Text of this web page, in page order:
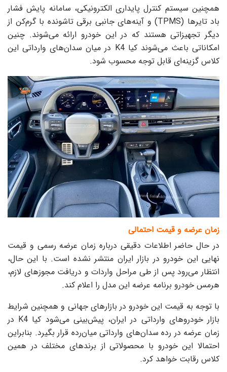
همچنین سیستم کنترل پایداری الکترونیکی، سامانه پایش فشار
باد تایرها (TPMS) و آینه‌های جانبی برقی تاشونده با گرم‌کن از
دیگر تجهیزاتی هستند که در این خودرو ارائه می‌شوند. چنین
امکاناتی باعث می‌شوند کیا K4 در میان سدان‌های وارداتی این
کلاس گزینه‌ای قابل توجه محسوب شود.
زمان عرضه و قیمت احتمالی
در حال حاضر اطلاعات دقیقی درباره زمان عرضه رسمی و قیمت
نهایی این خودرو در بازار ایران منتشر نشده است. با این حال،
انتظار می‌رود پس از طی مراحل واردات و دریافت مجوزهای لازم،
هرمس خودرو برنامه عرضه این مدل را اعلام کند.
با توجه به قیمت این خودرو در بازارهای جهانی و همچنین شرایط
بازار خودروهای وارداتی در ایران، پیش‌بینی می‌شود کیا K4 در
زمان عرضه در رده سدان‌های وارداتی میان‌رده قرار بگیرد. بنابراین
احتمالا این خودرو با محصولاتی از برندهای مختلف در همین
کلاس رقابت خواهد کرد.